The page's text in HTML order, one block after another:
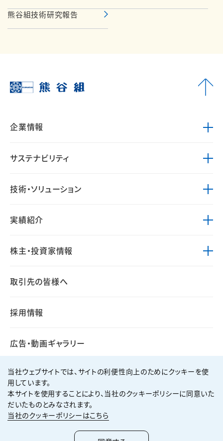
熊谷組技術研究報告
企業情報
サステナビリティ
技術・ソリューション
実績紹介
株主・投資家情報
取引先の皆様へ
採用情報
広告・動画ギャラリー
個人情報保護方針
サイト利用規約
サイトマップ
2026KUMAGAI GUMI CO.,LTD All Rights Reserved.
当社ウェブサイトでは、サイトの利便性向上のためにクッキーを使
用しています。
本サイトを使用することにより、当社のクッキーポリシーに同意いた
だいたものとみなされます。
当社のクッキーポリシーはこちら